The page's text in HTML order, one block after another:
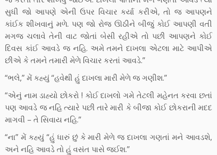
સુધી જો આપણે એની ઉપર વિચાર કર્યા કરીએ, તો જ આપણને
કાંઈક શીખવાનું મળે. પણ જો રોજ ઊઠીને બીજું કોઈ આપણી વતી
મગજ ચલાવે તેની વાટ જોતાં બેસી રહીએ તો પછી આપણને કોઈ
દિવસ કાંઈ આવડે જ નહિ. અમે તમને દાખલા એટલા માટે આપીએ
છીએ કે તમને તમારી મેળે વિચાર કરતાં આવડે.”
“ભલે,” મેં કહ્યું “હવેથી હું દાખલા મારી મેળે જ ગણીશ.”
“એનું નામ ડાહ્યો છોકરો ! કોઈ દાખલો ગમે તેટલી મહેનત કરવા છતાં
પણ આવડે જ નહિ ત્યારે પછી તારે મારી કે બીજા કોઈ છોકરાની મદદ
માગવી – તે સિવાય નહિ.”
“ના” મેં કહ્યું “હું ધારું છું કે મારી મેળે જ દાખલા ગણતાં મને આવડશે,
અને નહિ આવડે તો હું વસંત પાસે જઈશ.”